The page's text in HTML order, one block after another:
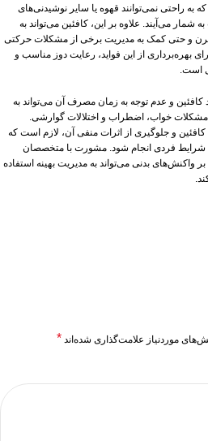
به راحتی نمی‌توانند قهوه یا سایر نوشیدنی‌های
شمار می‌آیند. علاوه بر این، کافئین می‌تواند به
و حتی کمک به مدیریت برخی از مشکلات حرکتی
بهره‌برداری از این فواید، رعایت دوز مناسب و
است.
و عدم توجه به زمان مصرف آن می‌تواند به
خواب، اضطراب و اختلالات گوارشی.
کافئین و جلوگیری از اثرات منفی آن، لازم است که
شرایط فردی انجام شود. مشورت با متخصصان
بدنی می‌تواند به مدیریت بهینه استفاده
موردنیاز علامت‌گذاری شده‌اند *